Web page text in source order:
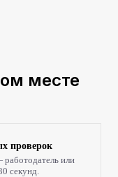
месте
проверок
или
секунд.